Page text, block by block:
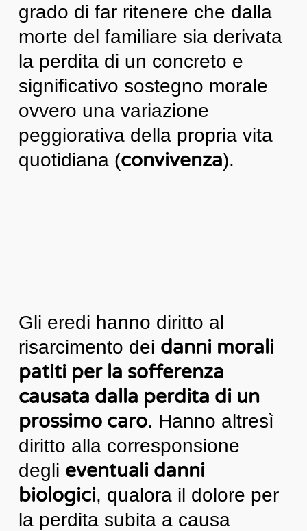
grado di far ritenere che dalla
morte del familiare sia derivata
la perdita di un concreto e
significativo sostegno morale
ovvero una variazione
peggiorativa della propria vita
quotidiana (convivenza).
Gli eredi hanno diritto al
risarcimento dei danni morali
patiti per la sofferenza
causata dalla perdita di un
prossimo caro. Hanno altresì
diritto alla corresponsione
degli eventuali danni
biologici, qualora il dolore per
la perdita subita a causa